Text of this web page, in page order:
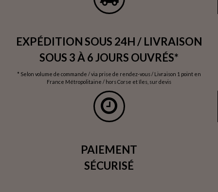
EXPÉDITION SOUS 24H / LIVRAISON
SOUS 3 À 6 JOURS OUVRÉS*
* Selon volume de commande / via prise de rendez-vous / Livraison 1 point en
France Métropolitaine / hors Corse et îles, sur devis
PAIEMENT
SÉCURISÉ